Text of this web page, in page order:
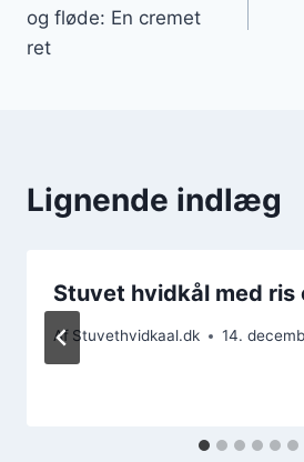
og fløde: En cremet
ret
Lignende indlæg
Stuvet hvidkål med ris
Af Stuvethvidkaal.dk 14.